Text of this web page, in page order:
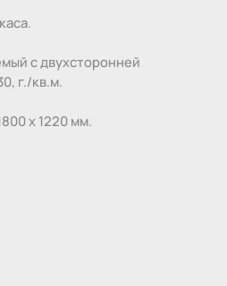
с двухсторонней
г./кв.м.
х 1220 мм.